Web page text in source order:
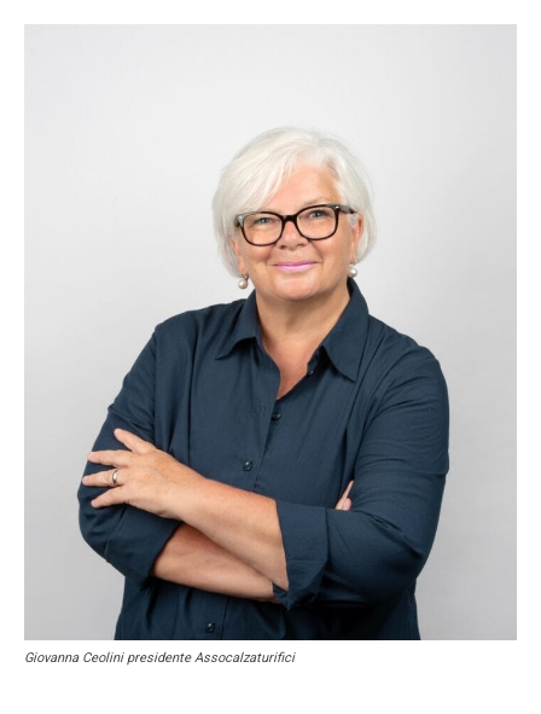
Giovanna Ceolini presidente Assocalzaturifici